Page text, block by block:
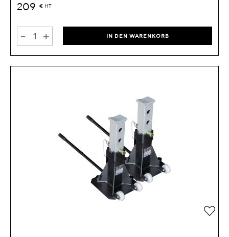
209 € HT
- + IN DEN WARENKORB
Zur